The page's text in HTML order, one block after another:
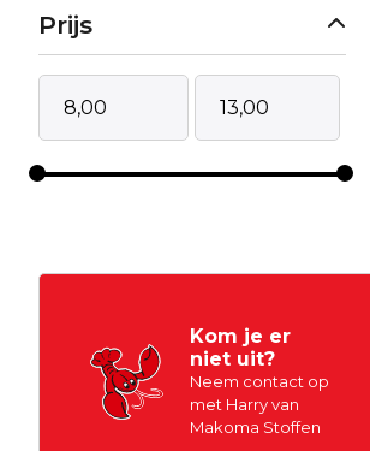
Prijs
Kom je er
niet uit?
Neem contact op
met Harry van
Makoma Stoffen